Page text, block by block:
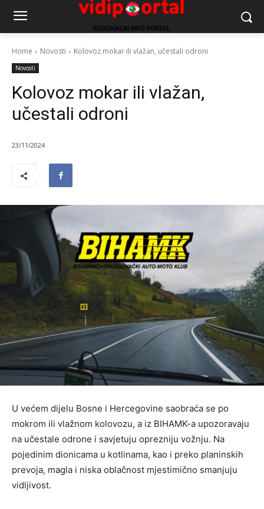
Home Novosti Kolovoz mokar ili vlažan, učestali odroni
Novosti
Kolovoz mokar ili vlažan,
učestali odroni
23/11/2024
U većem dijelu Bosne i Hercegovine saobraća se po
mokrom ili vlažnom kolovozu, a iz BIHAMK-a upozoravaju
na učestale odrone i savjetuju oprezniju vožnju. Na
pojedinim dionicama u kotlinama, kao i preko planinskih
prevoja, magla i niska oblačnost mjestimično smanjuju
vidljivost.